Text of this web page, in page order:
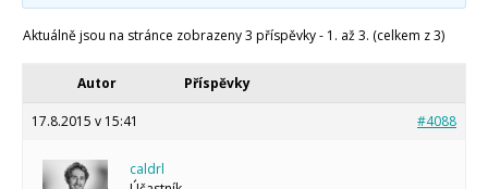
Tutoriály
Aktuálně jsou na stránce zobrazeny 3 příspěvky - 1. až 3. (celkem z 3)
Autor Příspěvky
17.8.2015 v 15:41 #4088
caldrl